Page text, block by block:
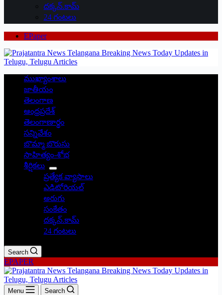
దక్కన్.కామ్
24 గంటలు
EPaper
ముఖ్యాంశాలు
జాతీయం
తెలంగాణ
ఆంధ్రప్రదేశ్
తెలంగాణార్థం
సన్నివేశం
బొమ్మా బొరుసు
సాహిత్యం-శోభ
శీర్షికలు
ప్రత్యేక వ్యాసాలు
ఎడిటోరియల్
అరుగు
సంకేతం
దక్కన్.కామ్
24 గంటలు
Search
EPAPER
Menu Search